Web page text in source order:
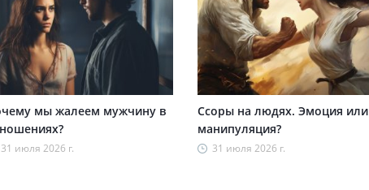
мы жалеем мужчину в
31 июля 2026 г.
Ссоры на людях. Эмоция или
манипуляция?
31 июля 2026 г.